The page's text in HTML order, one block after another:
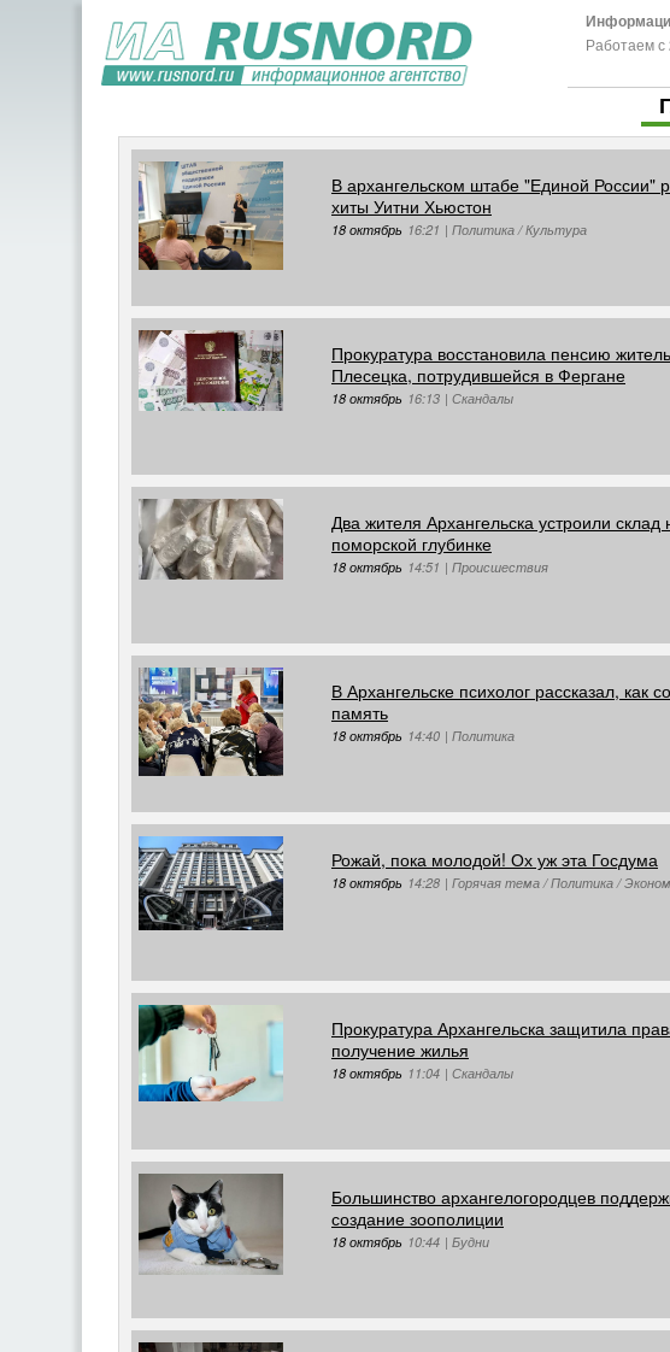
Работаем с
В архангельском штабе "Единой России"
хиты Уитни Хьюстон
18 октябрь 16:21 | Политика / Культура
Прокуратура восстановила пенсию
Плесецка, потрудившейся в Фергане
18 октябрь 16:13 | Скандалы
Два жителя Архангельска устроили склад
поморской глубинке
18 октябрь 14:51 | Происшествия
В Архангельске психолог рассказал, как
память
18 октябрь 14:40 | Политика
Рожай, пока молодой! Ох уж эта Госдума
18 октябрь 14:28 | Горячая тема / Политика /
Прокуратура Архангельска защитила
получение жилья
18 октябрь 11:04 | Скандалы
Большинство архангелогородцев
создание зоополиции
18 октябрь 10:44 | Будни